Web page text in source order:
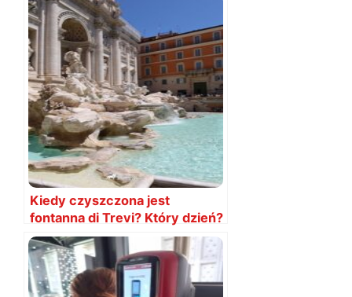
Kiedy czyszczona jest
fontanna di Trevi? Który dzień?